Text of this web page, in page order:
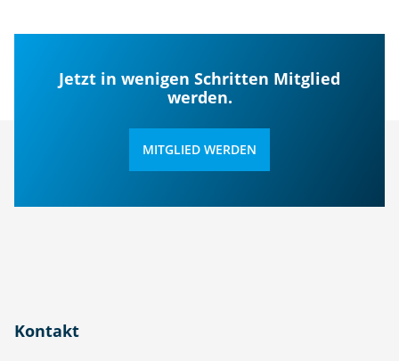
Jetzt in wenigen Schritten Mitglied
werden.
MITGLIED WERDEN
Kontakt